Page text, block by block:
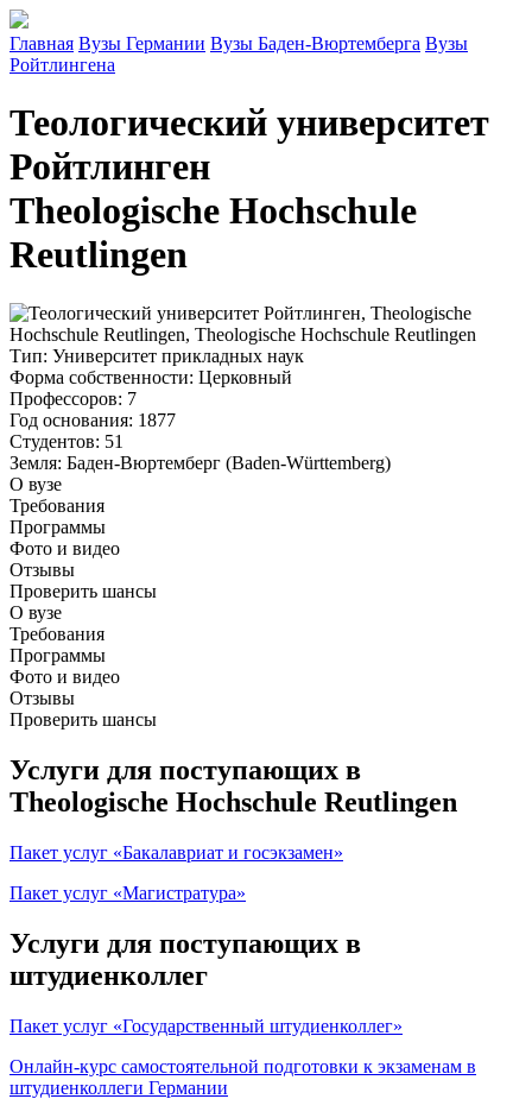
Главная Вузы Германии Вузы Баден-Вюртемберга Вузы
Ройтлингена
Теологический университет
Ройтлинген
Theologische Hochschule
Reutlingen
Тип: Университет прикладных наук
Форма собственности: Церковный
Профессоров: 7
Год основания: 1877
Студентов: 51
Земля: Баден-Вюртемберг (Baden-Württemberg)
О вузе
Требования
Программы
Фото и видео
Отзывы
Проверить шансы
О вузе
Требования
Программы
Фото и видео
Отзывы
Проверить шансы
Услуги для поступающих в
Theologische Hochschule Reutlingen
Пакет услуг «Бакалавриат и госэкзамен»
Пакет услуг «Магистратура»
Услуги для поступающих в
штудиенколлег
Пакет услуг «Государственный штудиенколлег»
Онлайн-курс самостоятельной подготовки к экзаменам в
штудиенколлеги Германии